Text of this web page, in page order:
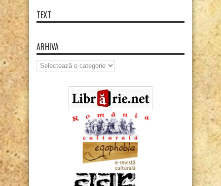
TEXT
ARHIVA
Arhiva